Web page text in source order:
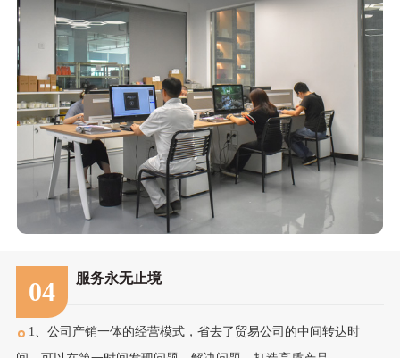
04 服务永无止境
1、公司产销一体的经营模式，省去了贸易公司的中间转达时